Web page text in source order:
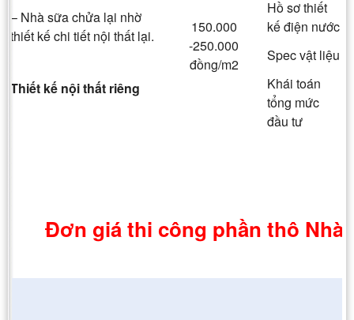
– Nhà sữa chửa lại nhờ
thiết kế chi tiết nội thất lại.
Thiết kế nội thất riêng
150.000
-250.000
đồng/m2
Hồ sơ thiết
kế điện nước
Spec vật liệu
Khái toán
tổng mức
đầu tư
Đơn giá thi công phần thô Nhà